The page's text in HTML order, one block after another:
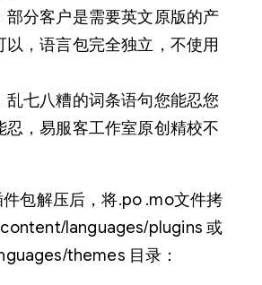
部分客户是需要英文原版的产
以，语言包完全独立，不使用
乱七八糟的词条语句您能忍您
忍，易服客工作室原创精校不
包解压后，将.po .mo文件拷
languages/plugins 或
themes 目录：